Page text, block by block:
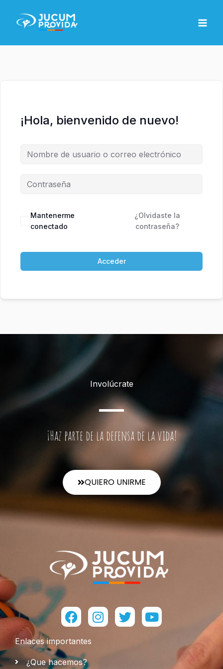
contenido
¡Hola, bienvenido de nuevo!
Mantenerme
conectado
¿Olvidaste la
contraseña?
Acceder
Involúcrate
¡Haz parte de la defensa de la vida!
QUIERO UNIRME
Facebook
Instagram
TwitterYoutube
Enlaces importantes
¿Que hacemos?